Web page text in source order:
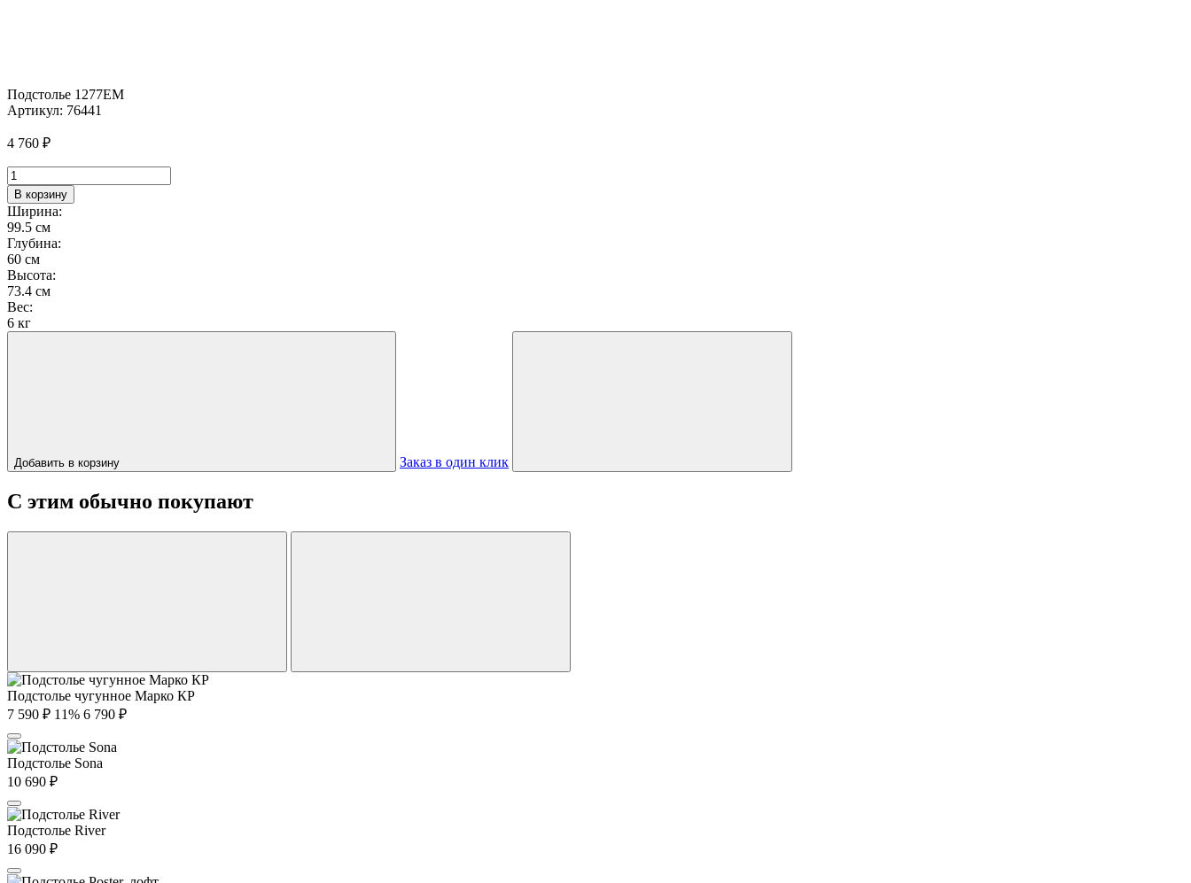
Подстолье 1277EM
Артикул: 76441
4 760 ₽
Количество
товара
Подстолье
1277EM
В корзину
Ширина:
99.5 см
Глубина:
60 см
Высота:
73.4 см
Вес:
6 кг
Добавить в корзину Заказ в один клик
С этим обычно покупают
Подстолье чугунное Марко КР
7 590 ₽ 11% 6 790 ₽
Подстолье Sona
10 690 ₽
Подстолье River
16 090 ₽